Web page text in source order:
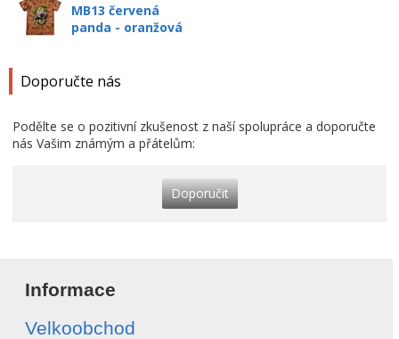
MB13 červená
panda - oranžová
Doporučte nás
Podělte se o pozitivní zkušenost z naší spolupráce a doporučte
nás Vašim známým a přátelům:
Doporučit
Informace
Velkoobchod